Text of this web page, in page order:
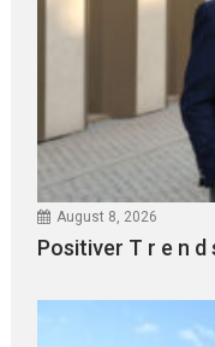
August 8, 2026
Positiver T r e n